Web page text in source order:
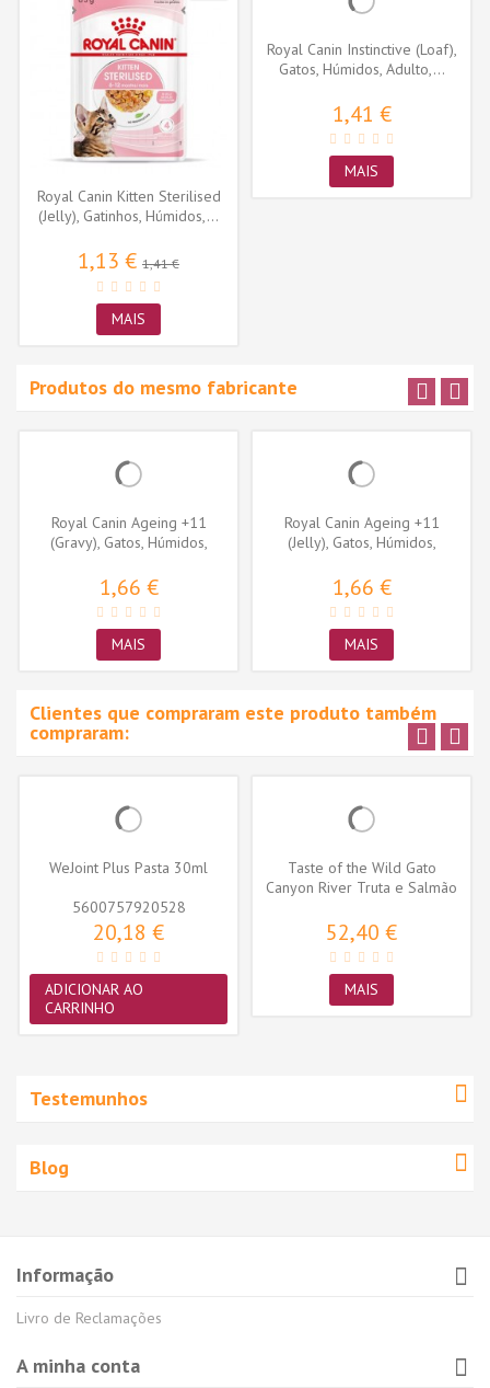
Royal Canin Kitten Sterilised
(Jelly), Gatinhos, Húmidos,...
1,13 € 1,41 €
MAIS
Royal Canin Instinctive (Loaf),
Gatos, Húmidos, Adulto,...
1,41 €
MAIS
Produtos do mesmo fabricante
Royal Canin Ageing +11
(Gravy), Gatos, Húmidos,
1,66 €
MAIS
Royal Canin Ageing +11
(Jelly), Gatos, Húmidos,
1,66 €
MAIS
Clientes que compraram este produto também
compraram:
WeJoint Plus Pasta 30ml
5600757920528
20,18 €
ADICIONAR AO
CARRINHO
Taste of the Wild Gato
Canyon River Truta e Salmão
52,40 €
MAIS
Testemunhos
Blog
Informação
Livro de Reclamações
A minha conta